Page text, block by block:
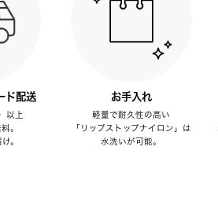
ド配送
以上
。
。
お手入れ
軽量で耐久性の高い
「リップストップナイロン」は
水洗いが可能。